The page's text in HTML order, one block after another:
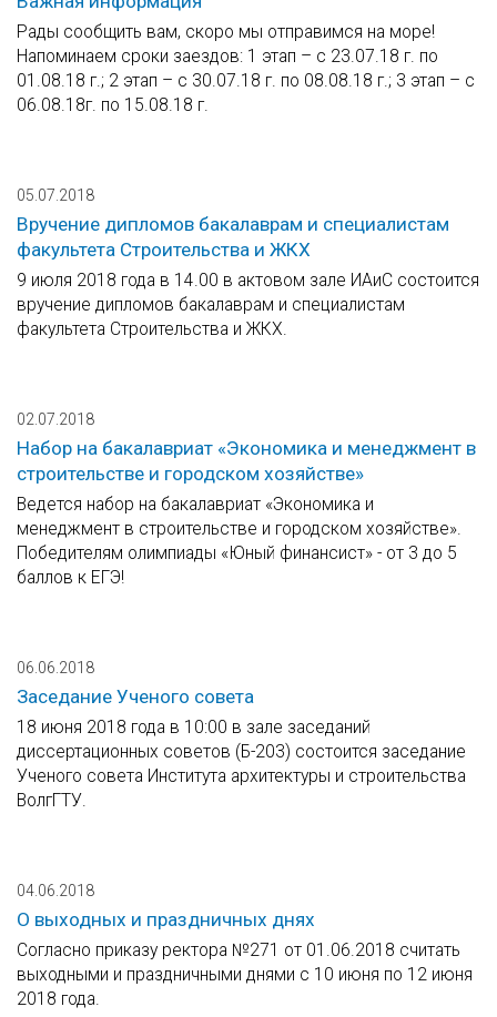
Рады сообщить вам, скоро мы отправимся на море!
Напоминаем сроки заездов: 1 этап – с 23.07.18 г. по
01.08.18 г.; 2 этап – с 30.07.18 г. по 08.08.18 г.; 3 этап – с
06.08.18г. по 15.08.18 г.
05.07.2018
Вручение дипломов бакалаврам и специалистам
факультета Строительства и ЖКХ
9 июля 2018 года в 14.00 в актовом зале ИАиС состоится
вручение дипломов бакалаврам и специалистам
факультета Строительства и ЖКХ.
02.07.2018
Набор на бакалавриат «Экономика и менеджмент в
строительстве и городском хозяйстве»
Ведется набор на бакалавриат «Экономика и
менеджмент в строительстве и городском хозяйстве».
Победителям олимпиады «Юный финансист» - от 3 до 5
баллов к ЕГЭ!
06.06.2018
Заседание Ученого совета
18 июня 2018 года в 10:00 в зале заседаний
диссертационных советов (Б-203) состоится заседание
Ученого совета Института архитектуры и строительства
ВолгГТУ.
04.06.2018
О выходных и праздничных днях
Согласно приказу ректора №271 от 01.06.2018 считать
выходными и праздничными днями с 10 июня по 12 июня
2018 года.